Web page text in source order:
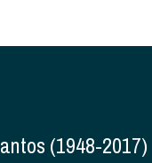
(1948-2017)